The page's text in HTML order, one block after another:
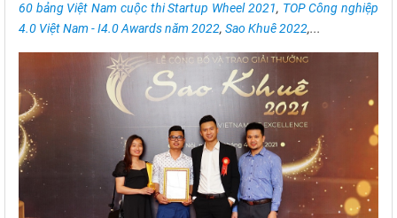
60 bảng Việt Nam cuộc thi Startup Wheel 2021, TOP Công nghiệp
4.0 Việt Nam - I4.0 Awards năm 2022, Sao Khuê 2022,...